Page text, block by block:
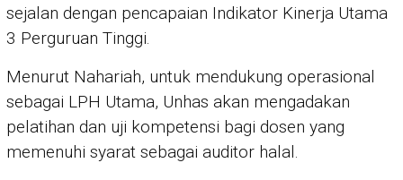
sejalan dengan pencapaian Indikator Kinerja Utama
3 Perguruan Tinggi.
Menurut Nahariah, untuk mendukung operasional
sebagai LPH Utama, Unhas akan mengadakan
pelatihan dan uji kompetensi bagi dosen yang
memenuhi syarat sebagai auditor halal.